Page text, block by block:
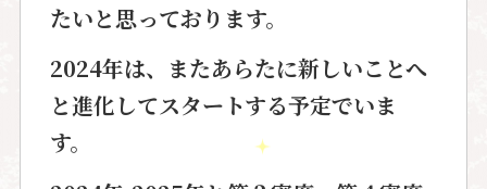
たいと思っております。
2024年は、またあらたに新しいことへ
と進化してスタートする予定でいま
す。